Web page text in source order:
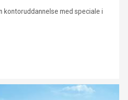
med speciale i